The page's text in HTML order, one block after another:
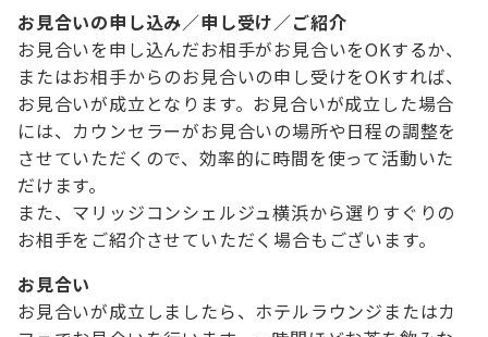
お見合いの申し込み／申し受け／ご紹介
お見合いを申し込んだお相手がお見合いをOKするか、
またはお相手からのお見合いの申し受けをOKすれば、
お見合いが成立となります。お見合いが成立した場合
には、カウンセラーがお見合いの場所や日程の調整を
させていただくので、効率的に時間を使って活動いた
だけます。
また、マリッジコンシェルジュ横浜から選りすぐりの
お相手をご紹介させていただく場合もございます。
お見合い
お見合いが成立しましたら、ホテルラウンジまたはカ